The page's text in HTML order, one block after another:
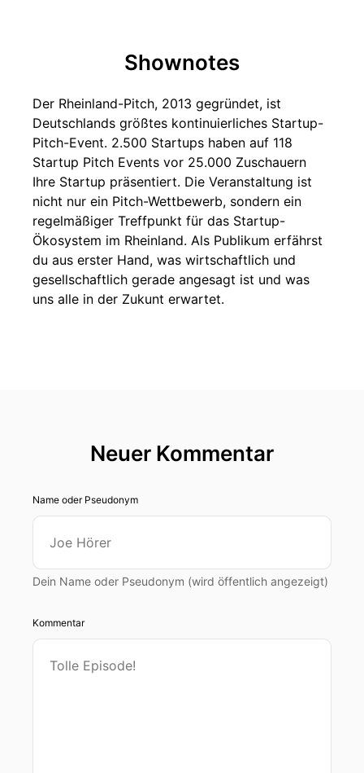
Shownotes
Der Rheinland-Pitch, 2013 gegründet, ist
Deutschlands größtes kontinuierliches Startup-
Pitch-Event. 2.500 Startups haben auf 118
Startup Pitch Events vor 25.000 Zuschauern
Ihre Startup präsentiert. Die Veranstaltung ist
nicht nur ein Pitch-Wettbewerb, sondern ein
regelmäßiger Treffpunkt für das Startup-
Ökosystem im Rheinland. Als Publikum erfährst
du aus erster Hand, was wirtschaftlich und
gesellschaftlich gerade angesagt ist und was
uns alle in der Zukunt erwartet.
Neuer Kommentar
Name oder Pseudonym
Dein Name oder Pseudonym (wird öffentlich angezeigt)
Kommentar